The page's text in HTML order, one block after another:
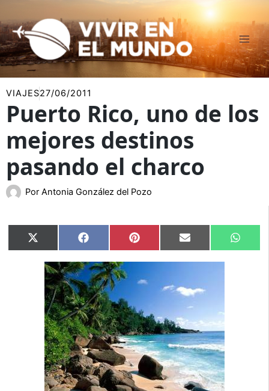
al
contenido
VIAJES27/06/2011
Puerto Rico, uno de los
mejores destinos
pasando el charco
Por Antonia González del Pozo
Compartir
en
X
(Twitter)
Compartir
en
Facebook Compartir
en
Pinterest Compartir
en
Email
en